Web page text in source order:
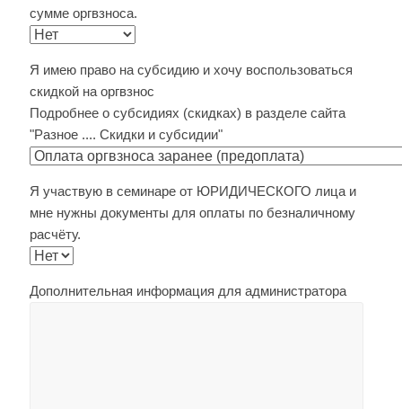
сумме оргвзноса.
Я имею право на субсидию и хочу воспользоваться
скидкой на оргвзнос
Подробнее о субсидиях (скидках) в разделе сайта
"Разное .... Скидки и субсидии"
Я участвую в семинаре от ЮРИДИЧЕСКОГО лица и
мне нужны документы для оплаты по безналичному
расчёту.
Дополнительная информация для администратора